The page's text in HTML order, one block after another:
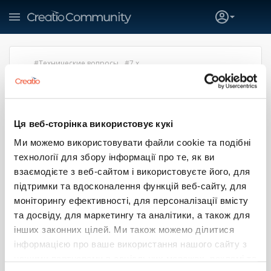
Ця веб-сторінка використовує кукі
Ми можемо використовувати файли cookie та подібні
технології для збору інформації про те, як ви
взаємодієте з веб-сайтом і використовуєте його, для
підтримки та вдосконалення функцій веб-сайту, для
моніторингу ефективності, для персоналізації вмісту
та досвіду, для маркетингу та аналітики, а також для
інших законних цілей. Ми також можемо ділитися
інформацією про ваше використання нашого сайту з
Технические вопросы 7.x
КАК ПРОЧИТАТЬ ПОЧТУ
КОНТРАГЕНТА И ДОБАВИТЬ ЕЕ В
ПОЛУЧАТЕЛИ ПО ЭЛЕМЕНТУ
ПРОЦЕССА E-MAIL
Рябовол Ирина
6 мая 2015 14:30
Необходимо в элементе Чтение данных выбрать объект
Стредство связи контрагента, где указать:
Тип=E-mail
Контрагент = указать нужную связь, где находится
контрагент